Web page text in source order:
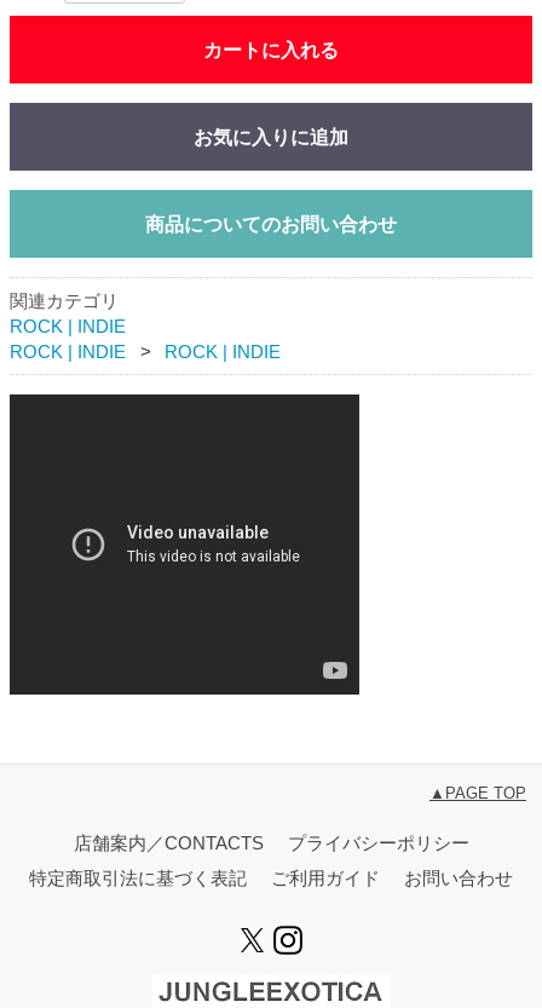
カートに入れる
お気に入りに追加
商品についてのお問い合わせ
関連カテゴリ
ROCK | INDIE
ROCK | INDIE
ROCK | INDIE
▲PAGE TOP
店舗案内／CONTACTS
プライバシーポリシー
特定商取引法に基づく表記
ご利用ガイド お問い合わせ